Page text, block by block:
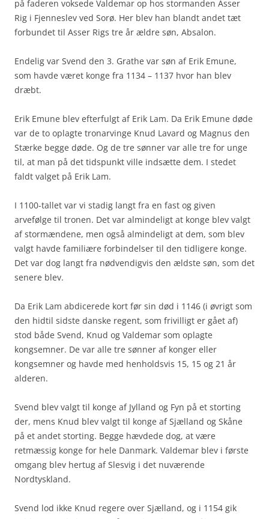
på faderen voksede Valdemar op hos stormanden Asser
Rig i Fjenneslev ved Sorø. Her blev han blandt andet tæt
forbundet til Asser Rigs tre år ældre søn, Absalon.
Endelig var Svend den 3. Grathe var søn af Erik Emune,
som havde været konge fra 1134 – 1137 hvor han blev
dræbt.
Erik Emune blev efterfulgt af Erik Lam. Da Erik Emune døde
var de to oplagte tronarvinge Knud Lavard og Magnus den
Stærke begge døde. Og de tre sønner var alle tre for unge
til, at man på det tidspunkt ville indsætte dem. I stedet
faldt valget på Erik Lam.
I 1100-tallet var vi stadig langt fra en fast og given
arvefølge til tronen. Det var almindeligt at konge blev valgt
af stormændene, men også almindeligt at dem, som blev
valgt havde familiære forbindelser til den tidligere konge.
Det var dog langt fra nødvendigvis den ældste søn, som det
senere blev.
Da Erik Lam abdicerede kort før sin død i 1146 (i øvrigt som
den hidtil sidste danske regent, som frivilligt er gået af)
stod både Svend, Knud og Valdemar som oplagte
kongsemner. De var alle tre sønner af konger eller
kongsemner og havde med henholdsvis 15, 15 og 21 år
alderen.
Svend blev valgt til konge af Jylland og Fyn på et storting
der, mens Knud blev valgt til konge af Sjælland og Skåne
på et andet storting. Begge hævdede dog, at være
retmæssig konge for hele Danmark. Valdemar blev i første
omgang blev hertug af Slesvig i det nuværende
Nordtyskland.
Svend lod ikke Knud regere over Sjælland, og i 1154 gik